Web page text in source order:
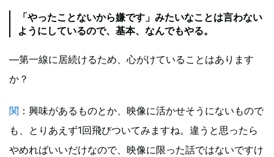
「やったことないから嫌です」みたいなことは言わない
ようにしているので、基本、なんでもやる。
―第一線に居続けるため、心がけていることはあります
か？
関 ：興味があるものとか、映像に活かせそうにないもので
も、とりあえず1回飛びついてみますね。違うと思ったら
やめればいいだけなので、映像に限った話ではないですけ